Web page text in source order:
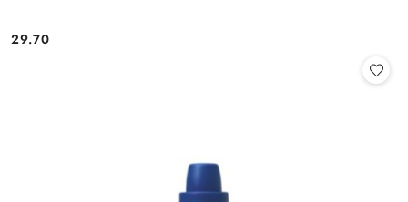
Cena:
29.70